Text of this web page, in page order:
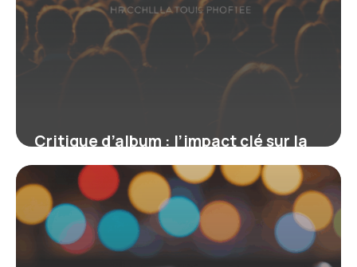
Critique d’album : l’impact clé sur la
scène musicale actuelle
19 juin 2026